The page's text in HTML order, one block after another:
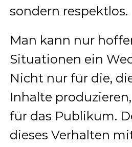
sondern respektlos.
Man kann nur
Situationen ein
Nicht nur für die,
Inhalte
für das Publikum.
dieses Verhalten